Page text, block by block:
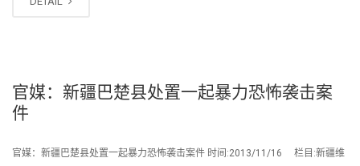
官媒：新疆巴楚县处置一起暴力恐怖袭击案
件
官媒：新疆巴楚县处置一起暴力恐怖袭击案件 时间:2013/11/16 栏目:新疆维